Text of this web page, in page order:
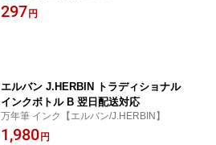
297 円
エルバン J.HERBIN トラディショナル
インクボトル B 翌日配送対応
万年筆 インク【エルバン/J.HERBIN】
1,980 円